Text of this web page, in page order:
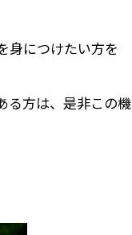
身につけたい方を
る方は、是非この機